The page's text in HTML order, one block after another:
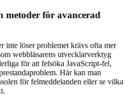
metoder för avancerad
inte löser problemet krävs ofta mer
webbläsarens utvecklarverktyg
för att felsöka JavaScript-fel,
Här kan man
för felmeddelanden eller se vilka